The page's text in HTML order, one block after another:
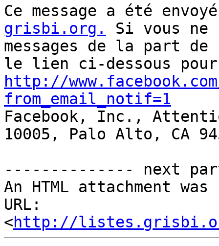
Ce message a été
grisbi.org.
Si vous ne
messages de la part
http://
from_email_notif=1
Facebook, Inc.,
10005, Palo Alto, CA
-------------- next
An HTML attachment
URL:
<http://listes.grisbi.org/